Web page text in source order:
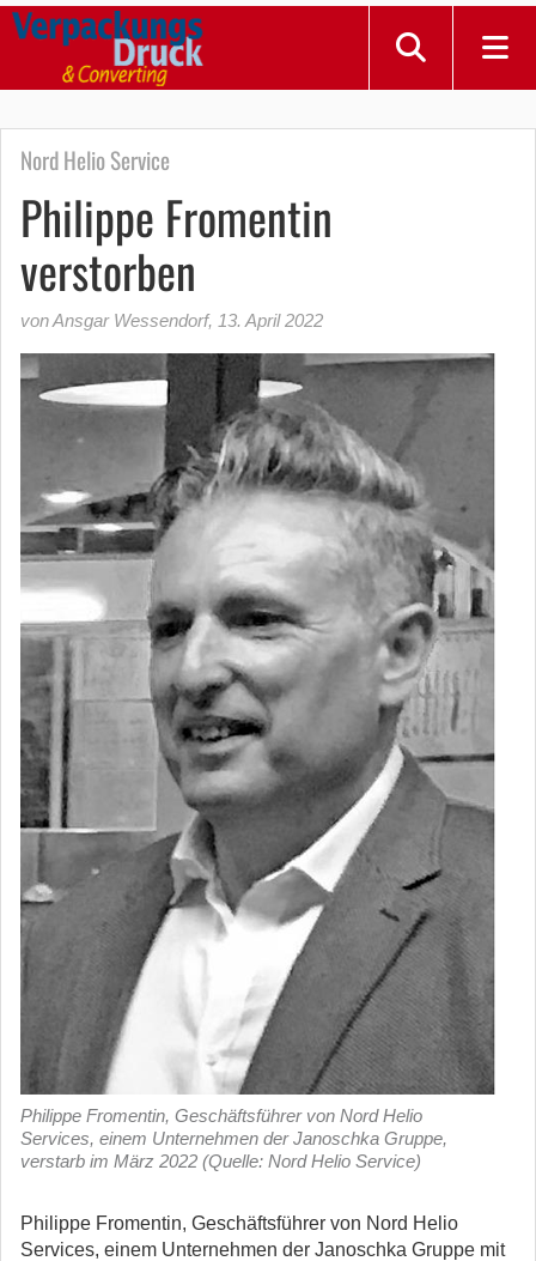
Nord Helio Service
Philippe Fromentin
verstorben
von Ansgar Wessendorf, 13. April 2022
Philippe Fromentin, Geschäftsführer von Nord Helio
Services, einem Unternehmen der Janoschka Gruppe,
verstarb im März 2022 (Quelle: Nord Helio Service)
Philippe Fromentin, Geschäftsführer von Nord Helio
Services, einem Unternehmen der Janoschka Gruppe mit